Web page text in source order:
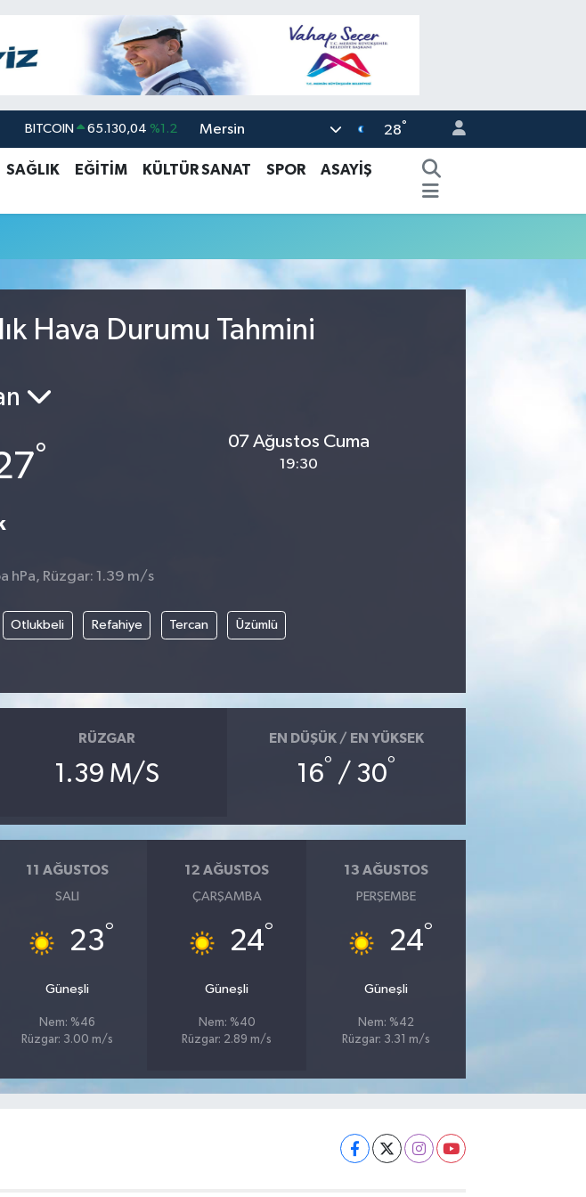
BITCOIN 65.130,04 %1.2
DOLAR 47,7106 %0.17
ALTIN 6648.99 %2.59
BİST100 13.773 %-19
Mersin 28°
SAĞLIK EĞİTİM KÜLTÜR SANAT SPOR
ASAYİŞ
Hava Durumu Tahmini
°
07 Ağustos Cuma
19:30
hPa, Rüzgar: 1.39 m/s
Otlukbeli Refahiye Tercan Üzümlü
RÜZGAR
1.39 M/S
EN DÜŞÜK / EN YÜKSEK
16° / 30°
11 AĞUSTOS
SALI
23°
Güneşli
Nem: %46
Rüzgar: 3.00 m/s
12 AĞUSTOS
ÇARŞAMBA
24°
Güneşli
Nem: %40
Rüzgar: 2.89 m/s
13 AĞUSTOS
PERŞEMBE
24°
Güneşli
Nem: %42
Rüzgar: 3.31 m/s